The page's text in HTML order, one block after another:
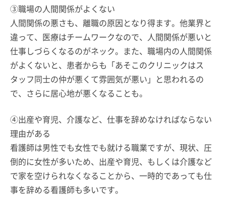
③職場の人間関係がよくない
人間関係の悪さも、離職の原因となり得ます。他業界と
違って、医療はチームワークなので、人間関係が悪いと
仕事しづらくなるのがネック。また、職場内の人間関係
がよくないと、患者からも「あそこのクリニックはス
タッフ同士の仲が悪くて雰囲気が悪い」と思われるの
で、さらに居心地が悪くなることも。
④出産や育児、介護など、仕事を辞めなければならない
理由がある
看護師は男性でも女性でも就ける職業ですが、現状、圧
倒的に女性が多いため、出産や育児、もしくは介護など
で家を空けられなくなることから、一時的であっても仕
事を辞める看護師も多いです。